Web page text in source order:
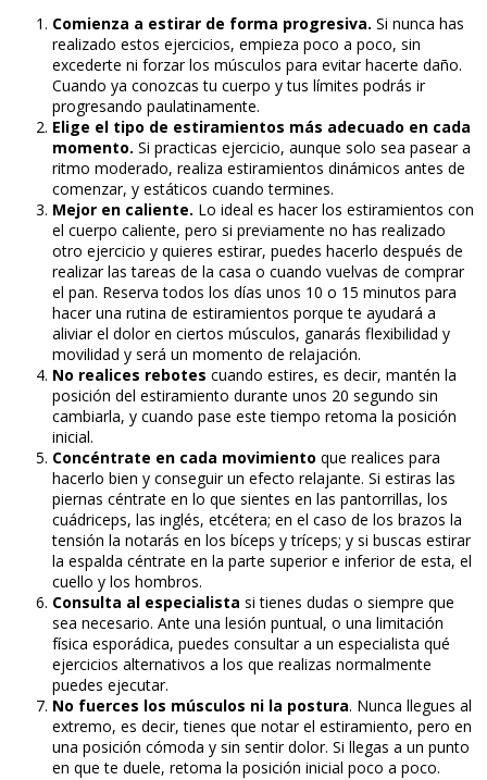
Comienza a estirar de forma progresiva. Si nunca has
realizado estos ejercicios, empieza poco a poco, sin
excederte ni forzar los músculos para evitar hacerte daño.
Cuando ya conozcas tu cuerpo y tus límites podrás ir
progresando paulatinamente.
Elige el tipo de estiramientos más adecuado en cada
momento. Si practicas ejercicio, aunque solo sea pasear a
ritmo moderado, realiza estiramientos dinámicos antes de
comenzar, y estáticos cuando termines.
Mejor en caliente. Lo ideal es hacer los estiramientos con
el cuerpo caliente, pero si previamente no has realizado
otro ejercicio y quieres estirar, puedes hacerlo después de
realizar las tareas de la casa o cuando vuelvas de comprar
el pan. Reserva todos los días unos 10 o 15 minutos para
hacer una rutina de estiramientos porque te ayudará a
aliviar el dolor en ciertos músculos, ganarás flexibilidad y
movilidad y será un momento de relajación.
No realices rebotes cuando estires, es decir, mantén la
posición del estiramiento durante unos 20 segundo sin
cambiarla, y cuando pase este tiempo retoma la posición
inicial.
Concéntrate en cada movimiento que realices para
hacerlo bien y conseguir un efecto relajante. Si estiras las
piernas céntrate en lo que sientes en las pantorrillas, los
cuádriceps, las inglés, etcétera; en el caso de los brazos la
tensión la notarás en los bíceps y tríceps; y si buscas estirar
la espalda céntrate en la parte superior e inferior de esta, el
cuello y los hombros.
Consulta al especialista si tienes dudas o siempre que
sea necesario. Ante una lesión puntual, o una limitación
física esporádica, puedes consultar a un especialista qué
ejercicios alternativos a los que realizas normalmente
puedes ejecutar.
No fuerces los músculos ni la postura. Nunca llegues al
extremo, es decir, tienes que notar el estiramiento, pero en
una posición cómoda y sin sentir dolor. Si llegas a un punto
en que te duele, retoma la posición inicial poco a poco.